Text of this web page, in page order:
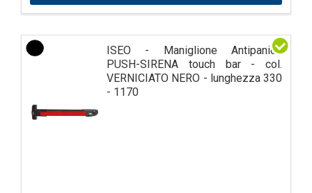
ISEO - Maniglione Antipanico
PUSH-SIRENA touch bar - col.
VERNICIATO NERO - lunghezza 330
- 1170